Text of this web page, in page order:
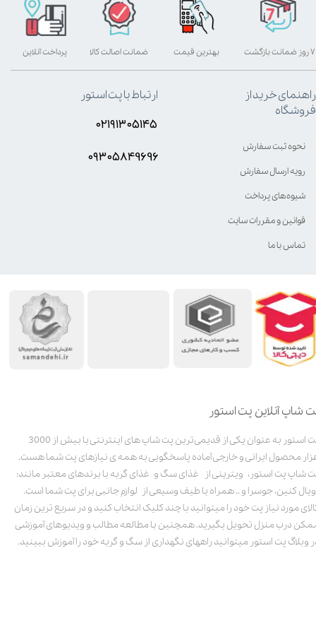
شاپ آنلاین پت استور
پت استور به عنوان یکی از قدیمی‌ترین پت شاپ های اینترنتی با بیش از 3000
محصول ایرانی و خارجی آماده پاسخگویی به همه ی نیازهای پت شما هست.
شاپ پت استور، ویترینی از غذای سگ و غذای گربه با برندهای معتبر مانند:
کنین، جوسرا و .. همراه با طیف وسیعی از لوازم جانبی برای پت شما است.
مورد نیاز پت خود را میتوانید با چند کلیک انتخاب کنید و در سریع ترین زمان
درب منزل تحویل بگیرید. همچنین با مطالعه مطالب و ویدیوهای آموزشی
وبلاگ پت استور میتوانید راههای نگهداری از سگ و گربه خود را آموزش ببینید.
بهترین قیمت پرداخت آنلاین ۷ روز ضمانت بازگشت ضمانت اصالت کالا
راهنمای خرید از
فروشگاه
نحوه ثبت سفارش
رویه ارسال سفارش
شیوه‌های پرداخت
قوانین و مقررات سایت
تماس با ما
ارتباط با پت استور
۰۲۱۹۱۳۰۵۱۴۵
۰۹۳۰۵8۴9696